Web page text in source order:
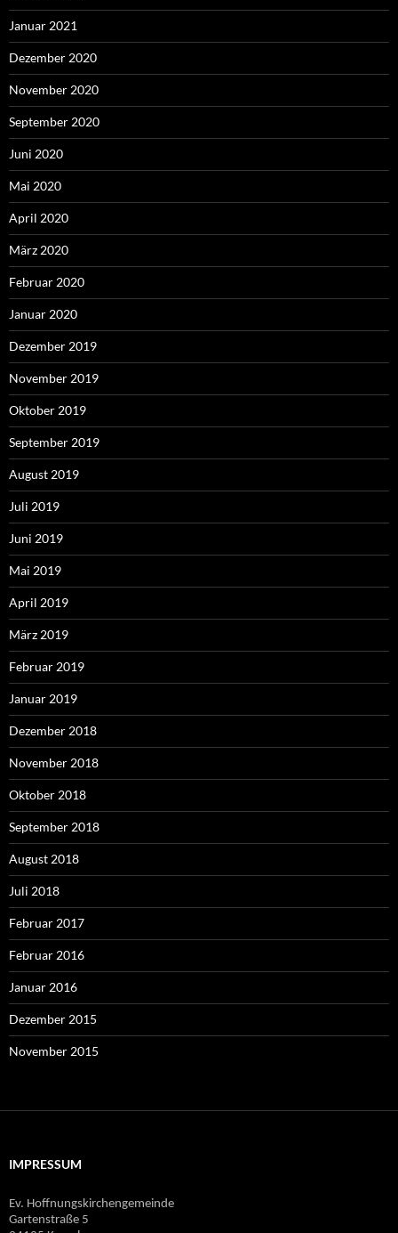
Januar 2021
Dezember 2020
November 2020
September 2020
Juni 2020
Mai 2020
April 2020
März 2020
Februar 2020
Januar 2020
Dezember 2019
November 2019
Oktober 2019
September 2019
August 2019
Juli 2019
Juni 2019
Mai 2019
April 2019
März 2019
Februar 2019
Januar 2019
Dezember 2018
November 2018
Oktober 2018
September 2018
August 2018
Juli 2018
Februar 2017
Februar 2016
Januar 2016
Dezember 2015
November 2015
IMPRESSUM
Ev. Hoffnungskirchengemeinde
Gartenstraße 5